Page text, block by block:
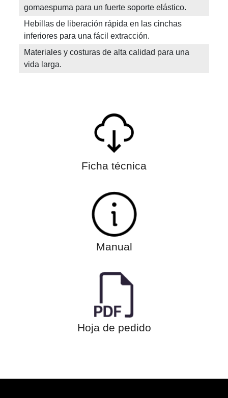
gomaespuma para un fuerte soporte elástico.
Hebillas de liberación rápida en las cinchas
inferiores para una fácil extracción.
Materiales y costuras de alta calidad para una
vida larga.
Ficha técnica
Manual
Hoja de pedido